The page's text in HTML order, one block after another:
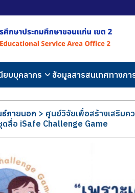
ยบบุคลากร ข้อมูลสารสนเทศทางก
ธ์ภายนอก > ศูนย์วิจัยเพื่อสร้างเสริม
สื่อ iSafe Challenge Game